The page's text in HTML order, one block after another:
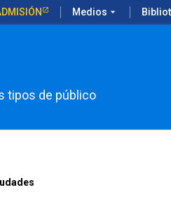
Medios arrow_drop_down
tipos de público